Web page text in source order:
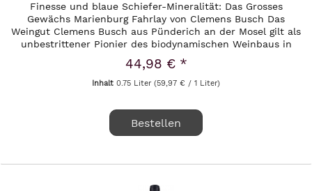
Finesse und blaue Schiefer-Mineralität: Das Grosses
Gewächs Marienburg Fahrlay von Clemens Busch Das
Weingut Clemens Busch aus Pünderich an der Mosel gilt als
unbestrittener Pionier des biodynamischen Weinbaus in
Deutschland. Mit...
44,98 € *
Inhalt0.75 Liter(59,97 € / 1 Liter)
Bestellen